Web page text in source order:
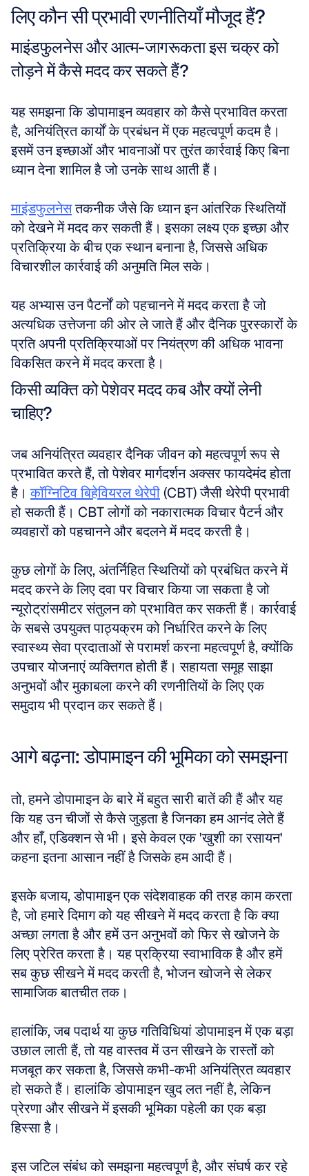
लिए कौन सी प्रभावी रणनीतियाँ मौजूद हैं?
माइंडफुलनेस और आत्म-जागरूकता इस चक्र को
तोड़ने में कैसे मदद कर सकते हैं?
यह समझना कि डोपामाइन व्यवहार को कैसे प्रभावित करता
है, अनियंत्रित कार्यों के प्रबंधन में एक महत्वपूर्ण कदम है।
इसमें उन इच्छाओं और भावनाओं पर तुरंत कार्रवाई किए बिना
ध्यान देना शामिल है जो उनके साथ आती हैं।
माइंडफुलनेस तकनीक जैसे कि ध्यान इन आंतरिक स्थितियों
को देखने में मदद कर सकती हैं। इसका लक्ष्य एक इच्छा और
प्रतिक्रिया के बीच एक स्थान बनाना है, जिससे अधिक
विचारशील कार्रवाई की अनुमति मिल सके।
यह अभ्यास उन पैटर्नों को पहचानने में मदद करता है जो
अत्यधिक उत्तेजना की ओर ले जाते हैं और दैनिक पुरस्कारों के
प्रति अपनी प्रतिक्रियाओं पर नियंत्रण की अधिक भावना
विकसित करने में मदद करता है।
किसी व्यक्ति को पेशेवर मदद कब और क्यों लेनी
चाहिए?
जब अनियंत्रित व्यवहार दैनिक जीवन को महत्वपूर्ण रूप से
प्रभावित करते हैं, तो पेशेवर मार्गदर्शन अक्सर फायदेमंद होता
है। कॉग्निटिव बिहेवियरल थेरेपी (CBT) जैसी थेरेपी प्रभावी
हो सकती हैं। CBT लोगों को नकारात्मक विचार पैटर्न और
व्यवहारों को पहचानने और बदलने में मदद करती है।
कुछ लोगों के लिए, अंतर्निहित स्थितियों को प्रबंधित करने में
मदद करने के लिए दवा पर विचार किया जा सकता है जो
न्यूरोट्रांसमीटर संतुलन को प्रभावित कर सकती हैं। कार्रवाई
के सबसे उपयुक्त पाठ्यक्रम को निर्धारित करने के लिए
स्वास्थ्य सेवा प्रदाताओं से परामर्श करना महत्वपूर्ण है, क्योंकि
उपचार योजनाएं व्यक्तिगत होती हैं। सहायता समूह साझा
अनुभवों और मुकाबला करने की रणनीतियों के लिए एक
समुदाय भी प्रदान कर सकते हैं।
आगे बढ़ना: डोपामाइन की भूमिका को समझना
तो, हमने डोपामाइन के बारे में बहुत सारी बातें की हैं और यह
कि यह उन चीजों से कैसे जुड़ता है जिनका हम आनंद लेते हैं
और हाँ, एडिक्शन से भी। इसे केवल एक 'खुशी का रसायन'
कहना इतना आसान नहीं है जिसके हम आदी हैं।
इसके बजाय, डोपामाइन एक संदेशवाहक की तरह काम करता
है, जो हमारे दिमाग को यह सीखने में मदद करता है कि क्या
अच्छा लगता है और हमें उन अनुभवों को फिर से खोजने के
लिए प्रेरित करता है। यह प्रक्रिया स्वाभाविक है और हमें
सब कुछ सीखने में मदद करती है, भोजन खोजने से लेकर
सामाजिक बातचीत तक।
हालांकि, जब पदार्थ या कुछ गतिविधियां डोपामाइन में एक बड़ा
उछाल लाती हैं, तो यह वास्तव में उन सीखने के रास्तों को
मजबूत कर सकता है, जिससे कभी-कभी अनियंत्रित व्यवहार
हो सकते हैं। हालांकि डोपामाइन खुद लत नहीं है, लेकिन
प्रेरणा और सीखने में इसकी भूमिका पहेली का एक बड़ा
हिस्सा है।
इस जटिल संबंध को समझना महत्वपूर्ण है, और संघर्ष कर रहे